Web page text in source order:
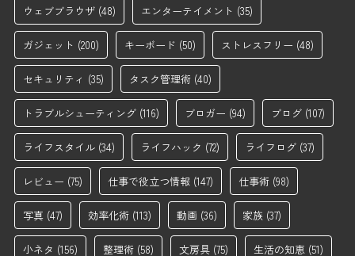
ウェブブラウザ (48) エンターテイメント (35)
ガジェット (200) キーボード (50) ストレスフリー (48)
セキュリティ (35) タスク管理術 (40)
トラブルシューティング (116) ブロガー (94) ブログ (107)
ライフスタイル (34) ライフハック (72) ライフログ (37)
レビュー (75) 仕事で役立つ情報 (147) 仕事術 (98)
写真 (47) 効率化術 (113) 動画 (36) 家族 (37)
小ネタ (156) 整理術 (58) 文房具 (75) 生活の知恵 (51)